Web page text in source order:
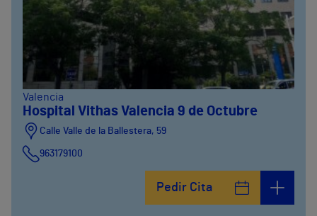
Valencia
Hospital Vithas Valencia 9 de Octubre
Calle Valle de la Ballestera, 59
963179100
Pedir Cita